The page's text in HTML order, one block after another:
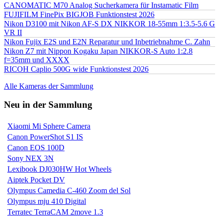
CANOMATIC M70 Analog Sucherkamera für Instamatic Film
FUJIFILM FinePix BIGJOB Funktionstest 2026
Nikon D3100 mit Nikon AF-S DX NIKKOR 18-55mm 1:3.5-5.6 G
VR II
Nikon Fujix E2S und E2N Reparatur und Inbetriebnahme C. Zahn
Nikon Z7 mit Nippon Kogaku Japan NIKKOR-S Auto 1:2.8
f=35mm und XXXX
RICOH Caplio 500G wide Funktionstest 2026
Alle Kameras der Sammlung
Neu in der Sammlung
Xiaomi Mi Sphere Camera
Canon PowerShot S1 IS
Canon EOS 100D
Sony NEX 3N
Lexibook DJ030HW Hot Wheels
Aiptek Pocket DV
Olympus Camedia C-460 Zoom del Sol
Olympus mju 410 Digital
Terratec TerraCAM 2move 1.3